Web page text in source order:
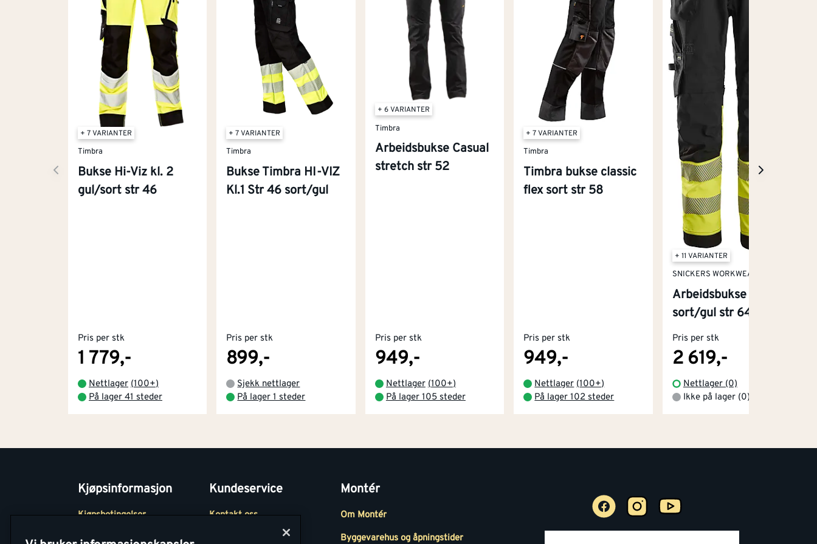
+ 7 VARIANTER
Timbra
Bukse Hi-Viz kl. 2
gul/sort str 46
Pris per stk
1 779,-
Nettlager (100+)
På lager 41 steder
+ 7 VARIANTER
Timbra
Bukse Timbra HI-VIZ
Kl.1 Str 46 sort/gul
Pris per stk
899,-
Sjekk nettlager
På lager 1 steder
+ 6 VARIANTER
Timbra
Arbeidsbukse Casual
stretch str 52
Pris per stk
949,-
Nettlager (100+)
På lager 105 steder
+ 7 VARIANTER
Timbra
Timbra bukse classic
flex sort str 58
Pris per stk
949,-
Nettlager (100+)
På lager 102 steder
+ 11 VARIANTER
SNICKERS WORKWEAR
Arbeidsbukse stretch
sort/gul str 64
Pris per stk
2 619,-
Nettlager (0)
Ikke på lager (0)
Kjøpsinformasjon
Kjøpsbetingelser
Betaling
Kundeservice
Kontakt oss
Montér
Om Montér
Byggevarehus og åpningstider